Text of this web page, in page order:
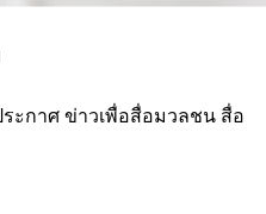
ะกาศ ข่าวเพื่อสื่อมวลชน สื่อ